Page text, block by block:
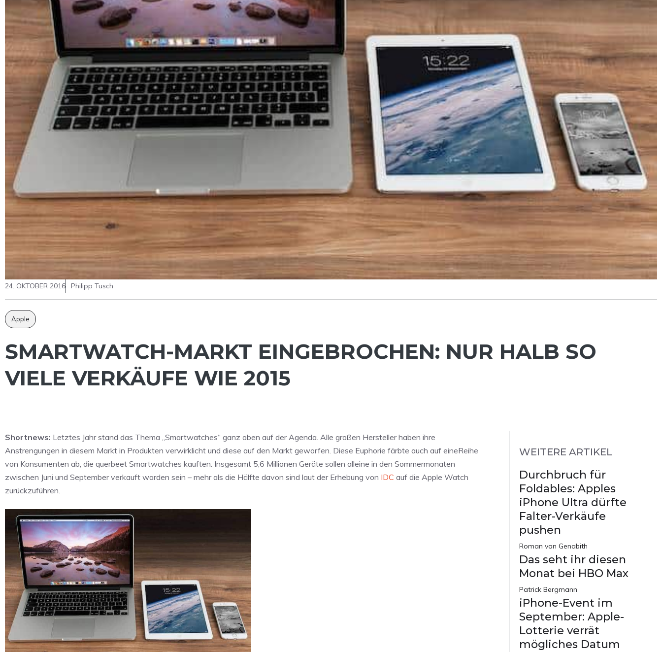
24. OKTOBER 2016 Philipp Tusch
Apple
SMARTWATCH-MARKT EINGEBROCHEN: NUR HALB SO
VIELE VERKÄUFE WIE 2015
Shortnews: Letztes Jahr stand das Thema „Smartwatches“ ganz oben auf der Agenda. Alle großen Hersteller haben ihre
Anstrengungen in diesem Markt in Produkten verwirklicht und diese auf den Markt geworfen. Diese Euphorie färbte auch auf eineReihe
von Konsumenten ab, die querbeet Smartwatches kauften. Insgesamt 5,6 Millionen Geräte sollen alleine in den Sommermonaten
zwischen Juni und September verkauft worden sein – mehr als die Hälfte davon sind laut der Erhebung von IDC auf die Apple Watch
zurückzuführen.
WEITERE ARTIKEL
Durchbruch für
Foldables: Apples
iPhone Ultra dürfte
Falter-Verkäufe
pushen
Roman van Genabith
Das seht ihr diesen
Monat bei HBO Max
Patrick Bergmann
iPhone-Event im
September: Apple-
Lotterie verrät
mögliches Datum